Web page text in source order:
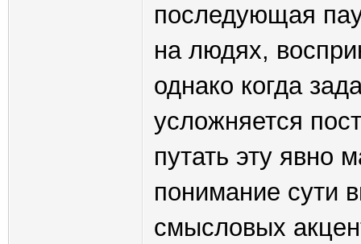
последующая
на людях,
однако когда
усложняется
путать эту явно
понимание сути
смысловых